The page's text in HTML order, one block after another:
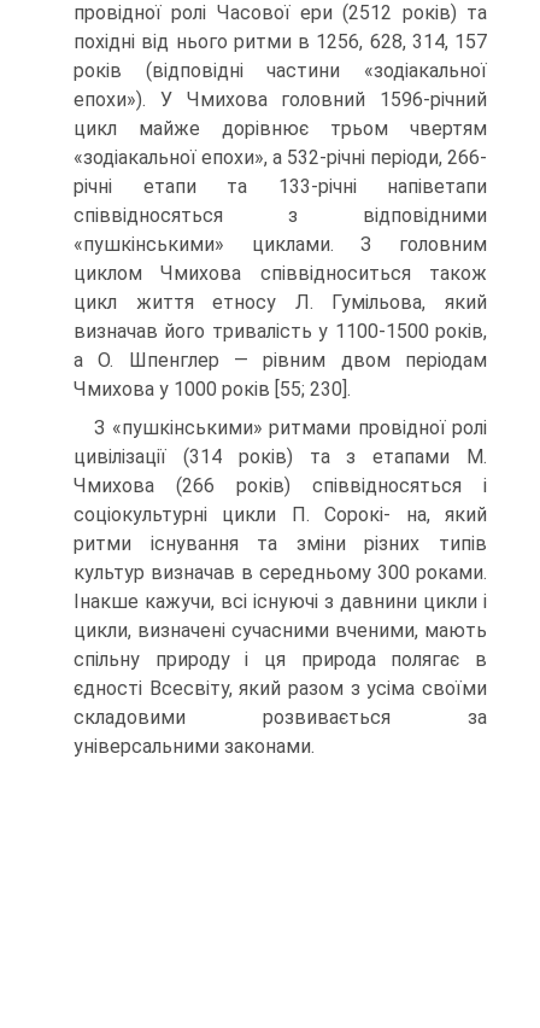
провідної ролі Часової ери (2512 років) та
похідні від нього ритми в 1256, 628, 314, 157
років (відповідні частини «зодіа­кальної
епохи»). У Чмихова головний 1596-річний
цикл майже дорівнює трьом чвертям
«зодіакальної епохи», а 532-річні періоди, 266-
річні етапи та 133-річні напіветапи
співвідносяться з відповідними
«пушкінськими» циклами. З головним
циклом Чмихова співвідноситься також
цикл життя етносу Л. Гумільова, який
визначав його тривалість у 1100-1500 років,
а О. Шпенглер — рівним двом періо­дам
Чмихова у 1000 років [55; 230].
З «пушкінськими» ритмами провідної ролі
цивілізації (314 років) та з ета­пами М.
Чмихова (266 років) співвідносяться і
соціокультурні цикли П. Сорокі- на, який
ритми існування та зміни різних типів
культур визначав в середньому 300 роками.
Інакше кажучи, всі існуючі з давнини цикли і
цикли, визначені су­часними вченими, мають
спільну природу і ця природа полягає в
єдності Всесвіту, який разом з усіма своїми
складовими розвивається за
універсальними законами.